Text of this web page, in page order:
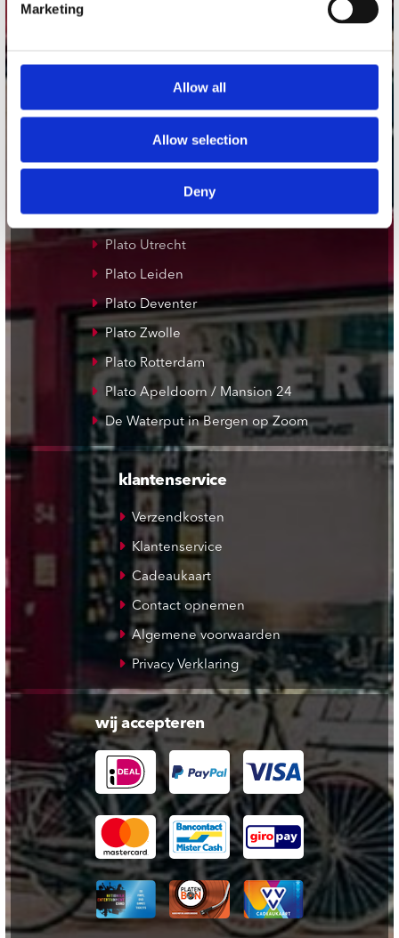
Marketing
Allow all
Allow selection
Deny
onze winkels
Record Mania Amsterdam
Plato Groningen
Plato Utrecht
Plato Leiden
Plato Deventer
Plato Zwolle
Plato Rotterdam
Plato Apeldoorn / Mansion 24
De Waterput in Bergen op Zoom
klantenservice
Verzendkosten
Klantenservice
Cadeaukaart
Contact opnemen
Algemene voorwaarden
Privacy Verklaring
wij accepteren